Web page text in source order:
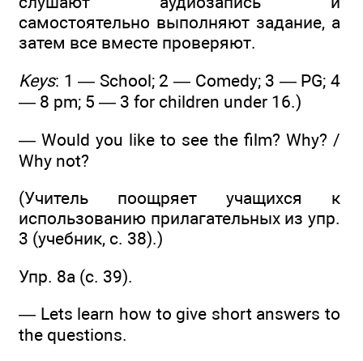
самостоятельно выполняют задание, а
затем все вместе проверяют.
Keys: 1 — School; 2 — Comedy; 3 — PG; 4
— 8 pm; 5 — 3 for children under 16.)
— Would you like to see the film? Why? /
Why not?
(Учитель поощряет учащихся к
использованию прилагательных из упр.
3 (учебник, с. 38).)
Упр. 8а (с. 39).
— Lets learn how to give short answers to
the questions.